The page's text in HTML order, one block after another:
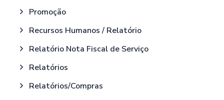
Promoção
Recursos Humanos / Relatório
Relatório Nota Fiscal de Serviço
Relatórios
Relatórios/Compras